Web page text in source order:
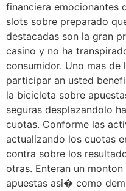
financiera emocionantes
slots sobre preparado
destacadas son la gran
casino y no ha
consumidor. Uno mas
participar an usted
la bicicleta sobre
seguras desplazandolo
cuotas. Conforme las
actualizando los cuotas
contra sobre los
otras. Enteran un
apuestas asi� como